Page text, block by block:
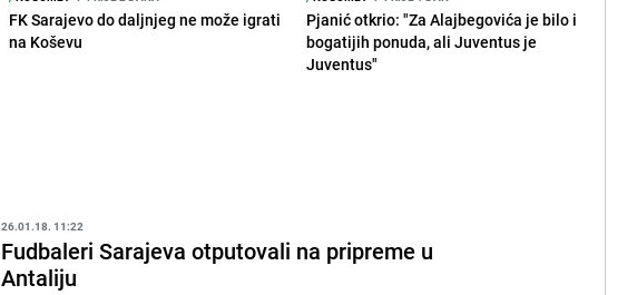
FK Sarajevo do daljnjeg ne može igrati
na Koševu
Pjanić otkrio: "Za Alajbegovića je bilo i
bogatijih ponuda, ali Juventus je
Juventus"
26.01.18. 11:22
Fudbaleri Sarajeva otputovali na pripreme u
Antaliju